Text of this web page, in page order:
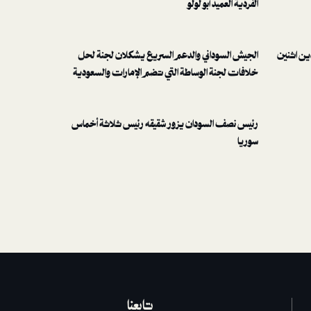
الفردية العميد أبو لولو
اثنين
الجيش السوداني والدعم السريع يشكلان لجنة لحل
خلافات لجنة الوساطة التي تضم الإمارات والسعودية
رئيس نصف السودان يزور شقيقه رئيس ثلاثة أخماس
سوريا
تابعنا